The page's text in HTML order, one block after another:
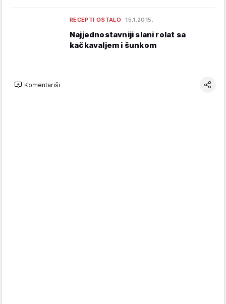
RECEPTI OSTALO 15.1.2015.
Najjednostavniji slani rolat sa
kačkavaljem i šunkom
Komentariši